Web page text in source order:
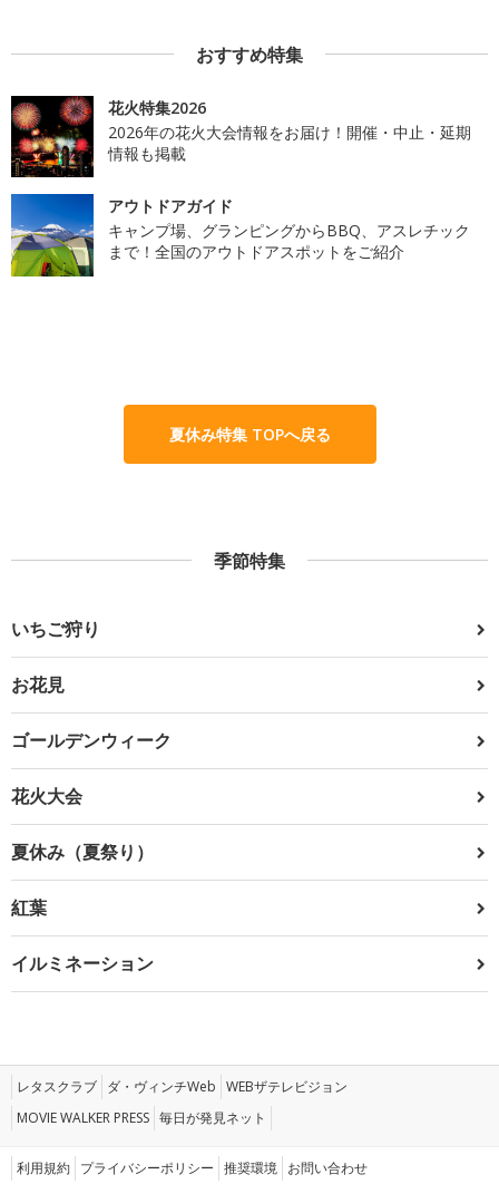
おすすめ特集
花火特集2026
2026年の花火大会情報をお届け！開催・中止・延期
情報も掲載
アウトドアガイド
キャンプ場、グランピングからBBQ、アスレチック
まで！全国のアウトドアスポットをご紹介
夏休み特集 TOPへ戻る
季節特集
いちご狩り
お花見
ゴールデンウィーク
花火大会
夏休み（夏祭り）
紅葉
イルミネーション
レタスクラブ ダ・ヴィンチWeb WEBザテレビジョン
MOVIE WALKER PRESS 毎日が発見ネット
利用規約 プライバシーポリシー 推奨環境 お問い合わせ